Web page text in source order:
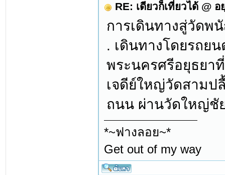
RE: เดียวก็เที่ยวได้ @
การเดินทางสู่วัดพ
. เดินทางโดยรถย
พระนครศรีอยุธยา
เจดีย์ใหญ่วัดสามป
ถนน ผ่านวัดใหญ่ชั
*~ฟางลอย~*
Get out of my way